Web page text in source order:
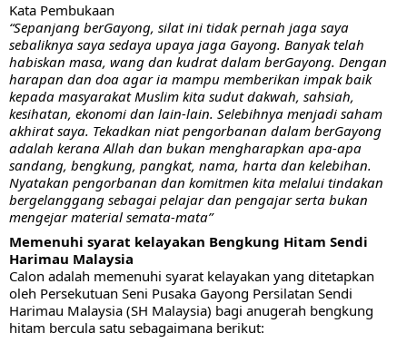
Kata Pembukaan
“Sepanjang berGayong, silat ini tidak pernah jaga saya
sebaliknya saya sedaya upaya jaga Gayong. Banyak telah
habiskan masa, wang dan kudrat dalam berGayong. Dengan
harapan dan doa agar ia mampu memberikan impak baik
kepada masyarakat Muslim kita sudut dakwah, sahsiah,
kesihatan, ekonomi dan lain-lain. Selebihnya menjadi saham
akhirat saya. Tekadkan niat pengorbanan dalam berGayong
adalah kerana Allah dan bukan mengharapkan apa-apa
sandang, bengkung, pangkat, nama, harta dan kelebihan.
Nyatakan pengorbanan dan komitmen kita melalui tindakan
bergelanggang sebagai pelajar dan pengajar serta bukan
mengejar material semata-mata”
Memenuhi syarat kelayakan Bengkung Hitam Sendi
Harimau Malaysia
Calon adalah memenuhi syarat kelayakan yang ditetapkan
oleh Persekutuan Seni Pusaka Gayong Persilatan Sendi
Harimau Malaysia (SH Malaysia) bagi anugerah bengkung
hitam bercula satu sebagaimana berikut: